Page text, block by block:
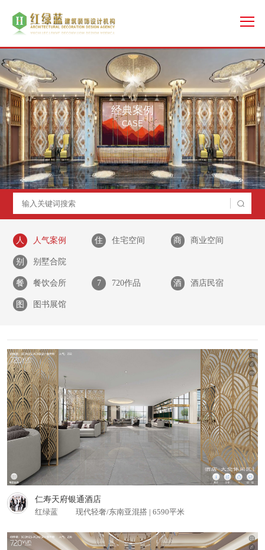
经典案例
CASE
人 人气案例 住 住宅空间 商 商业空间
别 别墅合院
餐 餐饮会所 7 720作品 酒 酒店民宿
图 图书展馆
仁寿天府银通酒店
红绿蓝 现代轻奢/东南亚混搭 | 6590平米
仁寿天府银通住宅 普通住宅
查看更多